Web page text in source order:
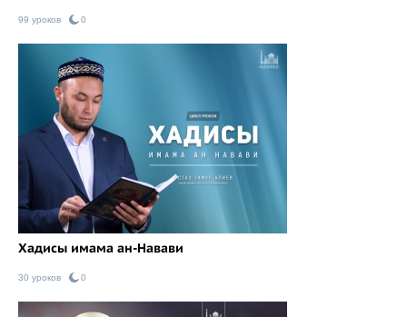
99 уроков 0
Хадисы имама ан-Навави
30 уроков 0